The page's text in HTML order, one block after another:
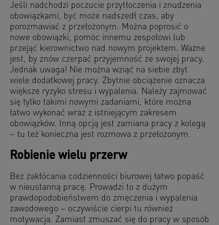
Jeśli nadchodzi poczucie przytłoczenia i znudzenia
obowiązkami, być może nadszedł czas, aby
porozmawiać z przełożonym. Można poprosić o
nowe obowiązki, pomóc innemu zespołowi lub
przejąć kierownictwo nad nowym projektem. Ważne
jest, by znów czerpać przyjemność ze swojej pracy.
Jednak uwaga! Nie można wziąć na siebie zbyt
wiele dodatkowej pracy. Zbytnie obciążenie oznacza
większe ryzyko stresu i wypalenia. Należy zajmować
się tylko takimi nowymi zadaniami, które można
łatwo wykonać wraz z istniejącym zakresem
obowiązków. Inną opcją jest zamiana pracy z kolegą
– tu też konieczna jest rozmowa z przełożonym.
Robienie wielu przerw
Bez zakłócania codzienności biurowej łatwo popaść
w nieustanną pracę. Prowadzi to z dużym
prawdopodobieństwem do zmęczenia i wypalenia
zawodowego – oczywiście cierpi tu również
motywacja. Zamiast zmuszać się do pracy w sposób